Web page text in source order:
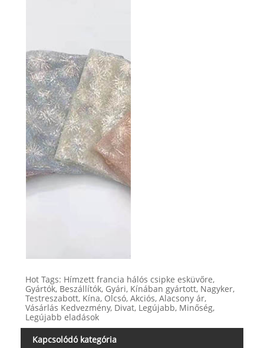
Hot Tags: Hímzett francia hálós csipke esküvőre,
Gyártók, Beszállítók, Gyári, Kínában gyártott, Nagyker,
Testreszabott, Kína, Olcsó, Akciós, Alacsony ár,
Vásárlás Kedvezmény, Divat, Legújabb, Minőség,
Legújabb eladások
Kapcsolódó kategória